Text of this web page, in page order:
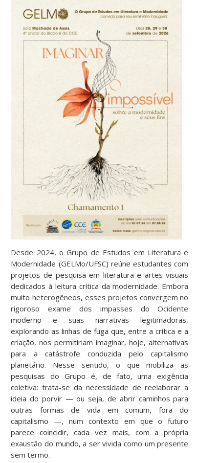
Desde 2024, o Grupo de Estudos em Literatura e
Modernidade (GELMo/UFSC) reúne estudantes com
projetos de pesquisa em literatura e artes visuais
dedicados à leitura crítica da modernidade. Embora
muito heterogêneos, esses projetos convergem no
rigoroso exame dos impasses do Ocidente
moderno e suas narrativas legitimadoras,
explorando as linhas de fuga que, entre a crítica e a
criação, nos permitiriam imaginar, hoje, alternativas
para a catástrofe conduzida pelo capitalismo
planetário. Nesse sentido, o que mobiliza as
pesquisas do Grupo é, de fato, uma exigência
coletiva: trata-se da necessidade de reelaborar a
ideia do porvir — ou seja, de abrir caminhos para
outras formas de vida em comum, fora do
capitalismo —, num contexto em que o futuro
parece coincidir, cada vez mais, com a própria
exaustão do mundo, a ser vivida como um presente
sem termo.